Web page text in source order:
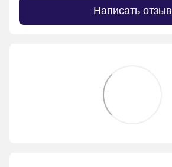
Написать отзыв